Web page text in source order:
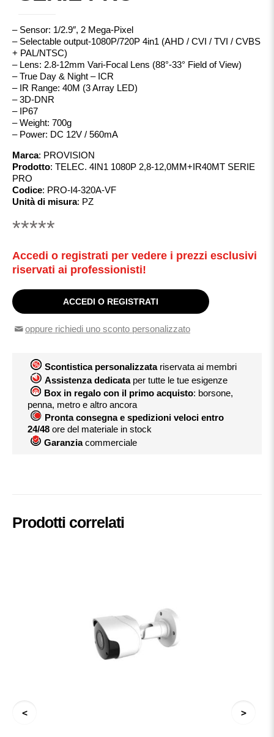
– Sensor: 1/2.9″, 2 Mega-Pixel
– Selectable output-1080P/720P 4in1 (AHD / CVI / TVI / CVBS
+ PAL/NTSC)
– Lens: 2.8-12mm Vari-Focal Lens (88°-33° Field of View)
– True Day & Night – ICR
– IR Range: 40M (3 Array LED)
– 3D-DNR
– IP67
– Weight: 700g
– Power: DC 12V / 560mA
Marca: PROVISION
Prodotto: TELEC. 4IN1 1080P 2,8-12,0MM+IR40MT SERIE
PRO
Codice: PRO-I4-320A-VF
Unità di misura: PZ
*****
Accedi o registrati per vedere i prezzi esclusivi
riservati ai professionisti!
ACCEDI O REGISTRATI
oppure richiedi uno sconto personalizzato
Scontistica personalizzatariservata ai membri
Assistenza dedicataper tutte le tue esigenze
Box in regalo con il primo acquisto: borsone,
penna, metro e altro ancora
Pronta consegna e spedizioni veloci entro
24/48 ore del materiale in stock
Garanziacommerciale
Prodotti correlati